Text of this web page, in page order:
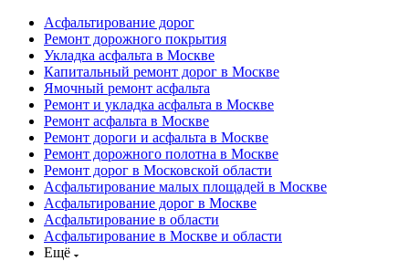
Асфальтирование дорог
Ремонт дорожного покрытия
Укладка асфальта в Москве
Капитальный ремонт дорог в Москве
Ямочный ремонт асфальта
Ремонт и укладка асфальта в Москве
Ремонт асфальта в Москве
Ремонт дороги и асфальта в Москве
Ремонт дорожного полотна в Москве
Ремонт дорог в Московской области
Асфальтирование малых площадей в Москве
Асфальтирование дорог в Москве
Асфальтирование в области
Асфальтирование в Москве и области
Ещё